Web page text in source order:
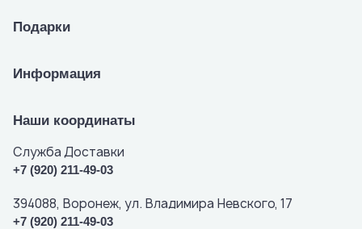
Подарки
Информация
Наши координаты
Служба Доставки
+7 (920) 211-49-03
394088, Воронеж, ул. Владимира Невского, 17
+7 (920) 211-49-03